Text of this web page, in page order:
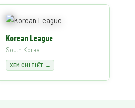
Korean League
South Korea
XEM CHI TIẾT →